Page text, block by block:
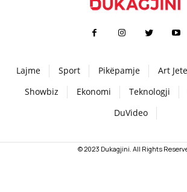
Lajme Sport Pikëpamje Art Jete
Showbiz
Ekonomi Teknologji
DuVideo
© 2023 Dukagjini. All Rights